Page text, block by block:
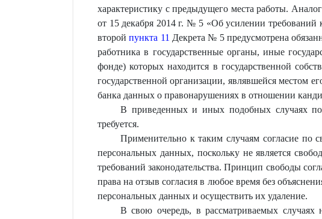
характеристику с предыдущего места работы.
от 15 декабря 2014 г. № 5 «Об усилении
второйпункта 11 Декрета № 5 предусмотрена
работника в государственные органы, иные
фонде) которых находится в государственной
государственной организации, являвшейся местом
банка данных о правонарушениях в отношении
В приведенных и иных подобных случаях
требуется.
Применительно к таким случаям согласие по
персональных данных, поскольку не является
требований законодательства. Принцип свободы
права на отзыв согласия в любое время без
персональных данных и осуществить их удаление.
В свою очередь, в рассматриваемых случаях